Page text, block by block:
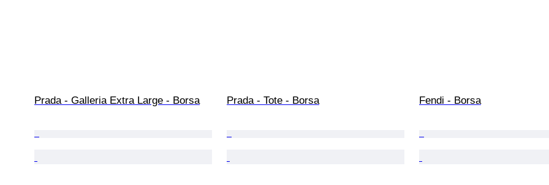
Prada - Galleria Extra Large - Borsa Prada - Tote - Borsa Fendi - Borsa